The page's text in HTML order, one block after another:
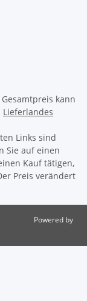
Gesamtpreis kann
Lieferlandes
Links sind
Sie auf einen
Kauf tätigen,
Preis verändert
Powered by